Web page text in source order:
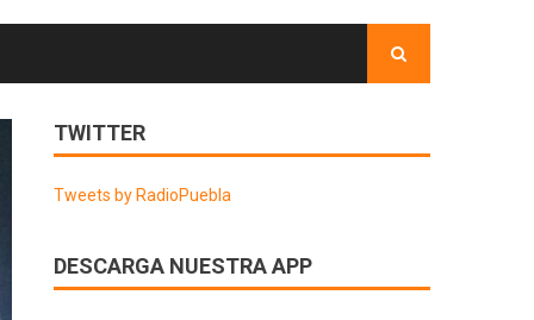
TWITTER
Tweets by RadioPuebla
DESCARGA NUESTRA APP